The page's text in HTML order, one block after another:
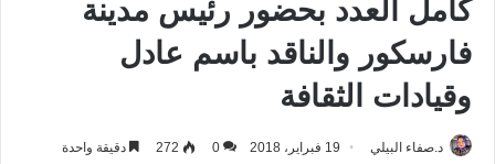
كامل العدد بحضور رئيس مدينة
فارسكور والناقد باسم عادل
وقيادات الثقافة
د.صفاء البيلي 19 فبراير، 2018 0
272 دقيقة واحدة